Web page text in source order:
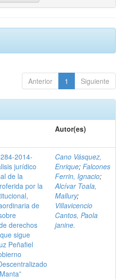
Anterior 1 Siguiente
Autor(es)
2014-
jurídico
de la
por la
de
derechos
sigue
Peñafiel
Cano Vásquez,
Enrique; Falcones
Ferrin, Ignacio;
Alcívar Toala,
Mallury;
Villavicencio
Cantos, Paola
janine.